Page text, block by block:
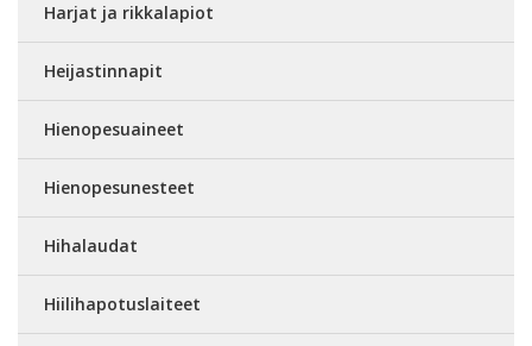
Harjat ja rikkalapiot
Heijastinnapit
Hienopesuaineet
Hienopesunesteet
Hihalaudat
Hiilihapotuslaiteet